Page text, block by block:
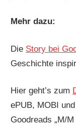
Mehr dazu:
Die Story bei
Geschichte
Hier geht’s zum
ePUB, MOBI
Goodreads „M/